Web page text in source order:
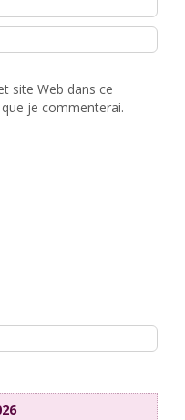
site Web dans ce
je commenterai.